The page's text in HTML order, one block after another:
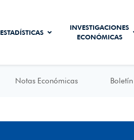
ESTADÍSTICAS
INVESTIGACIONES
ECONÓMICAS
Notas Económicas